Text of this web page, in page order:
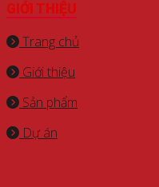
GIỚI THIỆU
Trang chủ
Giới thiệu
Sản phẩm
Dự án